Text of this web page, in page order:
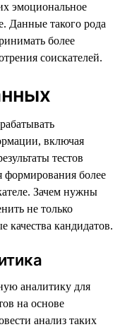
эмоциональное
Данные такого рода
более
соискателей.
включая
тестов
формирования более
Зачем нужны
не только
кандидатов.
аналитику для
на основе
анализ таких